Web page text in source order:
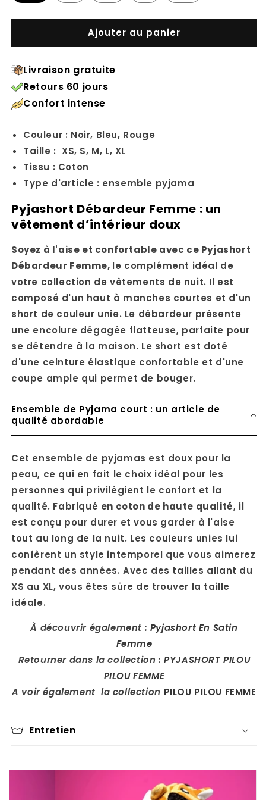
Ajouter au panier
Livraison gratuite
Retours 60 jours
Confort intense
Couleur : Noir, Bleu, Rouge
Taille : XS, S, M, L, XL
Tissu : Coton
Type d'article : ensemble pyjama
Pyjashort Débardeur Femme : un
vêtement d’intérieur doux
Soyez à l'aise et confortable avec ce Pyjashort
Débardeur Femme, le complément idéal de
votre collection de vêtements de nuit. Il est
composé d'un haut à manches courtes et d'un
short de couleur unie. Le débardeur présente
une encolure dégagée flatteuse, parfaite pour
se détendre à la maison. Le short est doté
d'une ceinture élastique confortable et d'une
coupe ample qui permet de bouger.
Ensemble de Pyjama court : un article de
qualité abordable
Cet ensemble de pyjamas est doux pour la
peau, ce qui en fait le choix idéal pour les
personnes qui privilégient le confort et la
qualité. Fabriqué en coton de haute qualité, il
est conçu pour durer et vous garder à l'aise
tout au long de la nuit. Les couleurs unies lui
confèrent un style intemporel que vous aimerez
pendant des années. Avec des tailles allant du
XS au XL, vous êtes sûre de trouver la taille
idéale.
À découvrir également : Pyjashort En Satin
Femme
Retourner dans la collection :PYJASHORT PILOU
PILOU FEMME
A voir également la collection PILOU PILOU FEMME
Entretien